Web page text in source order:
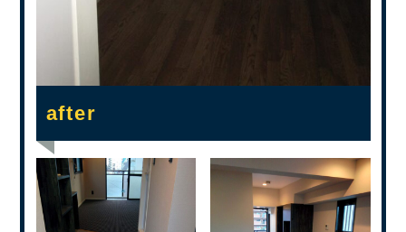
after